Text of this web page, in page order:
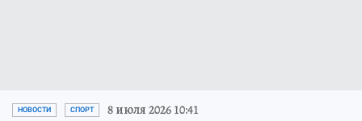
НОВОСТИ СПОРТ 8 июля 2026 10:41